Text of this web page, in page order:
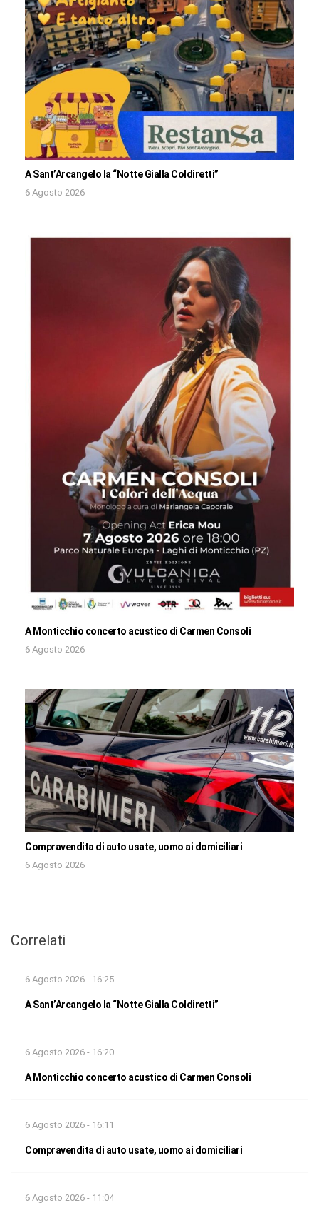
A Sant’Arcangelo la “Notte Gialla Coldiretti”
6 Agosto 2026
A Monticchio concerto acustico di Carmen Consoli
6 Agosto 2026
Compravendita di auto usate, uomo ai domiciliari
6 Agosto 2026
Correlati
6 Agosto 2026 - 16:25
A Sant’Arcangelo la “Notte Gialla Coldiretti”
6 Agosto 2026 - 16:20
A Monticchio concerto acustico di Carmen Consoli
6 Agosto 2026 - 16:11
Compravendita di auto usate, uomo ai domiciliari
6 Agosto 2026 - 11:04